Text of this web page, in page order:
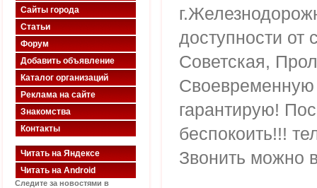
Сайты города
Статьи
Форум
Добавить объявление
Каталог организаций
Реклама на сайте
Знакомства
Контакты
Читать на Яндексе
Читать на Android
Следите за новостями в
доступности от
Советская,
Своевременную
гарантирую!
беспокоить!!!
Звонить можно